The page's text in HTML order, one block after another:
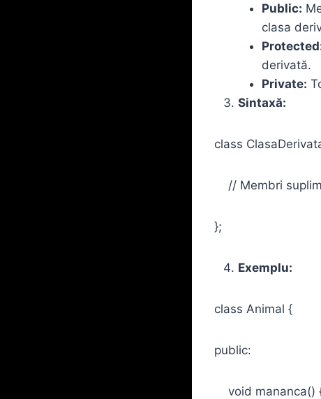
Public:
clasa
derivată.
Private:
Sintaxă:
class
// Membri
};
Exemplu:
class Animal {
public:
void mananca()